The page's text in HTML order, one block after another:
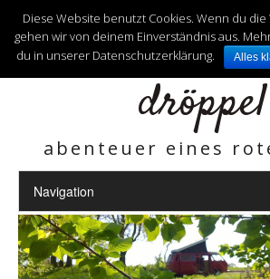
dröppel
abenteuer eines
Diese Website benutzt Cookies. Wenn du
gehen wir von deinem Einverständnis aus.
du in unserer Datenschutzerklärung.
Alles